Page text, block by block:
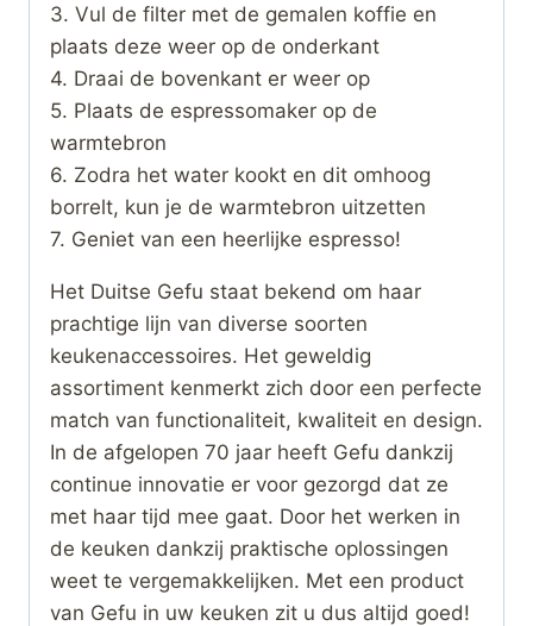
3. Vul de filter met de gemalen koffie en
plaats deze weer op de onderkant
4. Draai de bovenkant er weer op
5. Plaats de espressomaker op de
warmtebron
6. Zodra het water kookt en dit omhoog
borrelt, kun je de warmtebron uitzetten
7. Geniet van een heerlijke espresso!
Het Duitse Gefu staat bekend om haar
prachtige lijn van diverse soorten
keukenaccessoires. Het geweldig
assortiment kenmerkt zich door een perfecte
match van functionaliteit, kwaliteit en design.
In de afgelopen 70 jaar heeft Gefu dankzij
continue innovatie er voor gezorgd dat ze
met haar tijd mee gaat. Door het werken in
de keuken dankzij praktische oplossingen
weet te vergemakkelijken. Met een product
van Gefu in uw keuken zit u dus altijd goed!